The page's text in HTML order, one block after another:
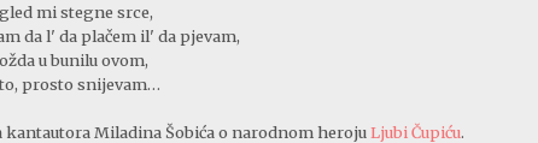
mi stegne srce,
da l' da plačem il' da pjevam,
u bunilu ovom,
prosto snijevam…
kantautora Miladina Šobića o narodnom heroju Ljubi Čupiću.